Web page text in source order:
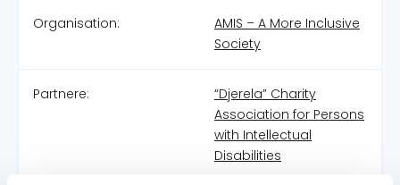
Organisation:
AMIS – A More Inclusive
Society
Partnere:
“Djerela” Charity
Association for Persons
with Intellectual
Disabilities